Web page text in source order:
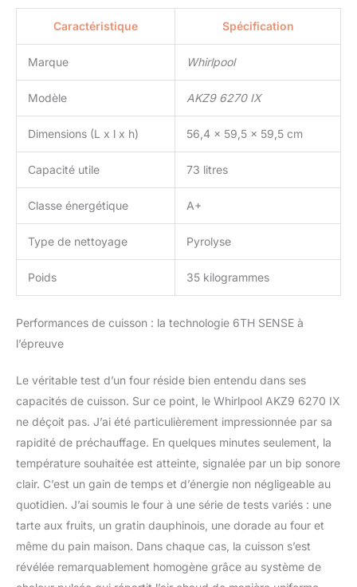
Caractéristique Spécification
Marque Whirlpool
Modèle AKZ9 6270 IX
Dimensions (L x l x h) 56,4 x 59,5 x 59,5 cm
Capacité utile 73 litres
Classe énergétique A+
Type de nettoyage Pyrolyse
Poids 35 kilogrammes
Performances de cuisson : la technologie 6TH SENSE à
l’épreuve
Le véritable test d’un four réside bien entendu dans ses
capacités de cuisson. Sur ce point, le Whirlpool AKZ9 6270 IX
ne déçoit pas. J’ai été particulièrement impressionnée par sa
rapidité de préchauffage. En quelques minutes seulement, la
température souhaitée est atteinte, signalée par un bip sonore
clair. C’est un gain de temps et d’énergie non négligeable au
quotidien. J’ai soumis le four à une série de tests variés : une
tarte aux fruits, un gratin dauphinois, une dorade au four et
même du pain maison. Dans chaque cas, la cuisson s’est
révélée remarquablement homogène grâce au système de